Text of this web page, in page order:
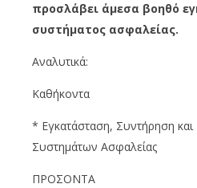
προσλάβει άμεσα βοηθό
συστήματος ασφαλείας.
Αναλυτικά:
Καθήκοντα
* Εγκατάσταση, Συντήρηση
Συστημάτων Ασφαλείας
ΠΡΟΣΟΝΤΑ